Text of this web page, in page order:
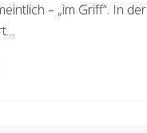
– „im Griff“. In der